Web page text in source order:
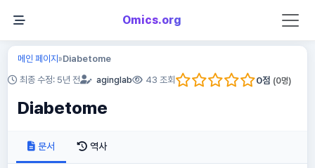
Omics.org
메인 페이지»Diabetome
최종 수정: 5년 전 aginglab 43 조회 0점 (0명)
Diabetome
문서 역사